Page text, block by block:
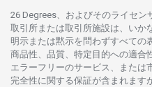
26 Degrees、 およびそのライセン
取引所または取引所施設は、いか
明示または黙示を問わずすべての
商品性、品質、 特定目的への適合
エラーフリーのサービス、 または
完全性に関する保証が含まれます